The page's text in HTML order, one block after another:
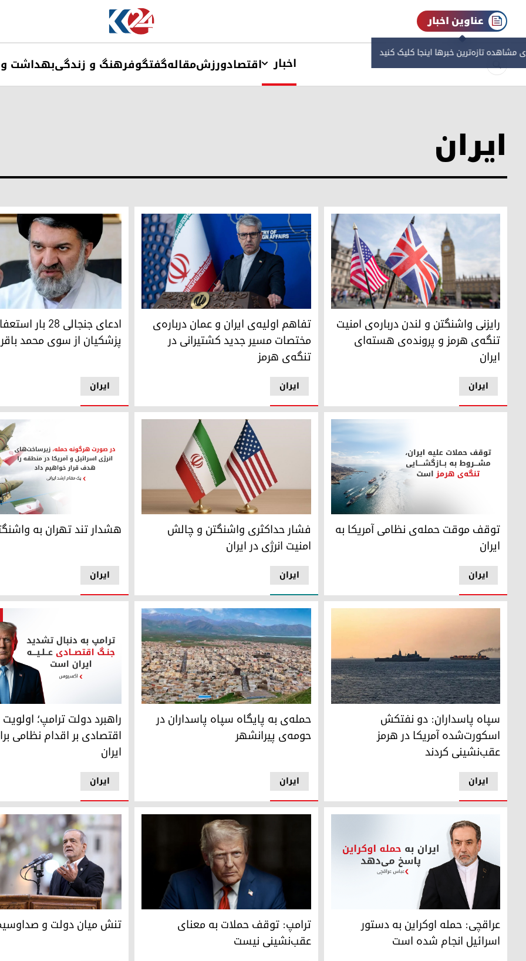
عناوین اخبار
مشاهده‌ تازه‌ترین خبرها اینجا کلیک کنید اخبار اقتصادورزشمقالهگفتگوفرهنگ و زندگیبهداشت
ایران
رایزنی واشنگتن و لندن درباره‌ی امنیت تنگه‌ی هرمز و پرونده‌ی هسته‌ای ایران
ایران
رایزنی واشنگتن و لندن درباره‌ی امنیت
تنگه‌ی هرمز و پرونده‌ی هسته‌ای
ایران
تفاهم اولیه‌ی ایران و عمان درباره‌ی مختصات مسیر جدید کشتیرانی در تنگه‌ی
ایران
تفاهم اولیه‌ی ایران و عمان درباره‌ی
مختصات مسیر جدید کشتیرانی در
تنگه‌ی هرمز
محمد باقر خرازی
ایران
ادعای جنجالی
پزشکیان از سوی محمد
توقف موقت حمله‌ی نظامی آمریکا به ایران
ایران
توقف موقت حمله‌ی نظامی آمریکا به
ایران
فشار حداکثری واشنگتن و چالش امنیت انرژی در ایران
ایران
فشار حداکثری واشنگتن و چالش
امنیت انرژی در ایران
هشدار تند تهران به واشنگتن
ایران
هشدار تند تهران به
تنگه هرمز
ایران
سپاه پاسداران: دو نفتکش
اسکورت‌شده آمریکا در هرمز
عقب‌نشینی کردند
حمله‌ی به پایگاه سپاه پاسداران در حومه‌ی پیرانشهر
ایران
حمله‌ی به پایگاه سپاه پاسداران در
حومه‌ی پیرانشهر
‌راهبرد دولت ترامپ؛ اولویت
ایران
‌راهبرد دولت ترامپ؛
اقتصادی بر اقدام نظامی
ایران
عراقچی: حمله اوکراین به دستور اسرائیل انجام شده است
عراقچی: حمله اوکراین به دستور
اسرائیل انجام شده است
ترامپ: توقف حملات به معنای عقب‌نشینی نیست
ترامپ: توقف حملات به معنای
عقب‌نشینی نیست
مسعود پزشکیان رئیس جمهور
تنش میان دولت و